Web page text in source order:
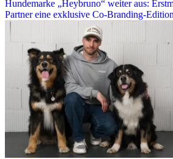
Hundemarke „Heybruno“ weiter aus:
Partner eine exklusive Co-Branding-